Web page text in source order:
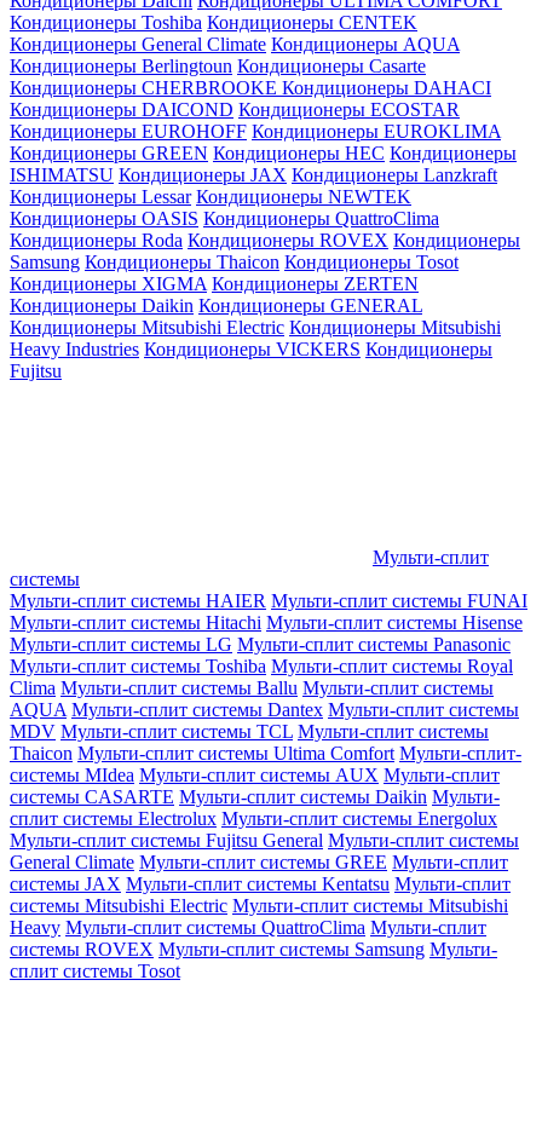
Кондиционеры Toshiba Кондиционеры CENTEK
Кондиционеры General Climate Кондиционеры AQUA
Кондиционеры Berlingtoun Кондиционеры Casarte
Кондиционеры CHERBROOKE Кондиционеры DAHACI
Кондиционеры DAICOND Кондиционеры ECOSTAR
Кондиционеры EUROHOFF Кондиционеры EUROKLIMA
Кондиционеры GREEN Кондиционеры HEC Кондиционеры
ISHIMATSU Кондиционеры JAX Кондиционеры Lanzkraft
Кондиционеры Lessar Кондиционеры NEWTEK
Кондиционеры OASIS Кондиционеры QuattroClima
Кондиционеры Roda Кондиционеры ROVEX Кондиционеры
Samsung Кондиционеры Thaicon Кондиционеры Tosot
Кондиционеры XIGMA Кондиционеры ZERTEN
Кондиционеры Daikin Кондиционеры GENERAL
Кондиционеры Mitsubishi Electric Кондиционеры Mitsubishi
Heavy Industries Кондиционеры VICKERS Кондиционеры
Fujitsu
Мульти-сплит
системы
Мульти-сплит системы HAIER Мульти-сплит системы FUNAI
Мульти-сплит системы Hitachi Мульти-сплит системы Hisense
Мульти-сплит системы LG Мульти-сплит системы Panasonic
Мульти-сплит системы Toshiba Мульти-сплит системы Royal
Clima Мульти-сплит системы Ballu Мульти-сплит системы
AQUA Мульти-сплит системы Dantex Мульти-сплит системы
MDV Мульти-сплит системы TCL Мульти-сплит системы
Thaicon Мульти-сплит системы Ultima Comfort Мульти-сплит-
системы MIdea Мульти-сплит системы AUX Мульти-сплит
системы CASARTE Мульти-сплит системы Daikin Мульти-
сплит системы Electrolux Мульти-сплит системы Energolux
Мульти-сплит системы Fujitsu General Мульти-сплит системы
General Climate Мульти-сплит системы GREE Мульти-сплит
системы JAX Мульти-сплит системы Kentatsu Мульти-сплит
системы Mitsubishi Electric Мульти-сплит системы Mitsubishi
Heavy Мульти-сплит системы QuattroClima Мульти-сплит
системы ROVEX Мульти-сплит системы Samsung Мульти-
сплит системы Tosot